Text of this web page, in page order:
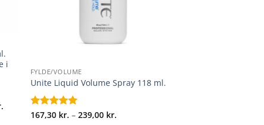
i
Prisinterval:
111,30 kr.
FYLDE/VOLUME
Unite Liquid Volume Spray 118 ml.
Vurderet 5
167,30 kr. – 239,00 kr.